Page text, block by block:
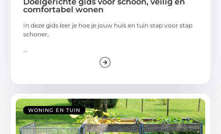
comfortabel wonen
In deze gids leer je hoe je jouw huis en tuin stap voor stap
schoner,
...
WONING EN TUIN